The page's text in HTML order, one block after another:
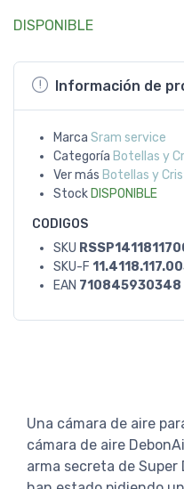
DISPONIBLE
Información de
Marca Sram service
Categoría Botellas y
Ver más Botellas y
Stock DISPONIBLE
CODIGOS
SKU
SKU-F
EAN 710845930348
Una cámara de aire
cámara de aire
arma secreta de